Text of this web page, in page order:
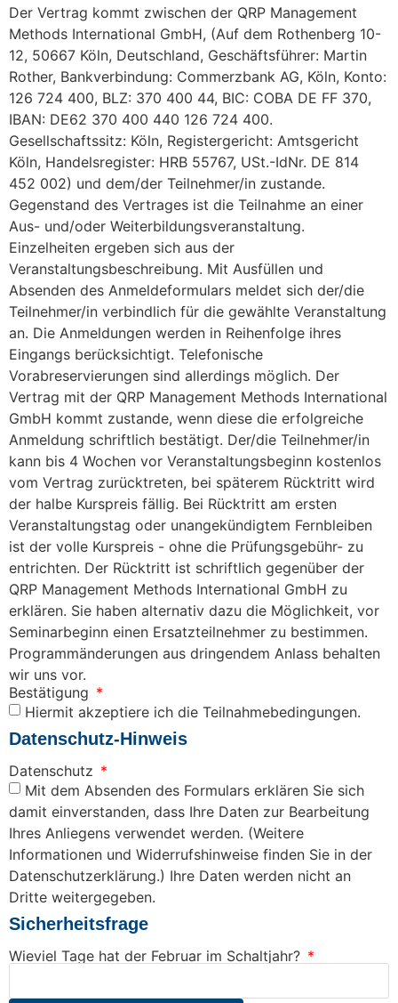
Der Vertrag kommt zwischen der QRP Management
Methods International GmbH, (Auf dem Rothenberg 10-
12, 50667 Köln, Deutschland, Geschäftsführer: Martin
Rother, Bankverbindung: Commerzbank AG, Köln, Konto:
126 724 400, BLZ: 370 400 44, BIC: COBA DE FF 370,
IBAN: DE62 370 400 440 126 724 400.
Gesellschaftssitz: Köln, Registergericht: Amtsgericht
Köln, Handelsregister: HRB 55767, USt.-IdNr. DE 814
452 002) und dem/der Teilnehmer/in zustande.
Gegenstand des Vertrages ist die Teilnahme an einer
Aus- und/oder Weiterbildungsveranstaltung.
Einzelheiten ergeben sich aus der
Veranstaltungsbeschreibung. Mit Ausfüllen und
Absenden des Anmeldeformulars meldet sich der/die
Teilnehmer/in verbindlich für die gewählte Veranstaltung
an. Die Anmeldungen werden in Reihenfolge ihres
Eingangs berücksichtigt. Telefonische
Vorabreservierungen sind allerdings möglich. Der
Vertrag mit der QRP Management Methods International
GmbH kommt zustande, wenn diese die erfolgreiche
Anmeldung schriftlich bestätigt. Der/die Teilnehmer/in
kann bis 4 Wochen vor Veranstaltungsbeginn kostenlos
vom Vertrag zurücktreten, bei späterem Rücktritt wird
der halbe Kurspreis fällig. Bei Rücktritt am ersten
Veranstaltungstag oder unangekündigtem Fernbleiben
ist der volle Kurspreis - ohne die Prüfungsgebühr- zu
entrichten. Der Rücktritt ist schriftlich gegenüber der
QRP Management Methods International GmbH zu
erklären. Sie haben alternativ dazu die Möglichkeit, vor
Seminarbeginn einen Ersatzteilnehmer zu bestimmen.
Programmänderungen aus dringendem Anlass behalten
wir uns vor.
Bestätigung
Hiermit akzeptiere ich die Teilnahmebedingungen.
Datenschutz-Hinweis
Datenschutz
Mit dem Absenden des Formulars erklären Sie sich
damit einverstanden, dass Ihre Daten zur Bearbeitung
Ihres Anliegens verwendet werden. (Weitere
Informationen und Widerrufshinweise finden Sie in der
Datenschutzerklärung.) Ihre Daten werden nicht an
Dritte weitergegeben.
Sicherheitsfrage
Wieviel Tage hat der Februar im Schaltjahr?